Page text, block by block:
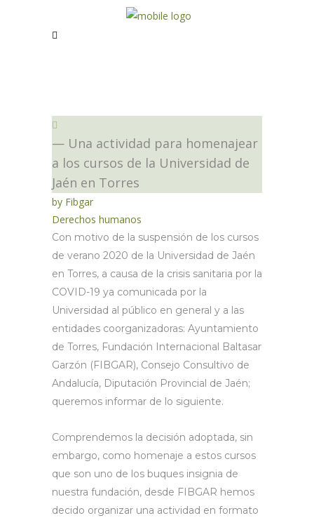
— Una actividad para homenajear
a los cursos de la Universidad de
Jaén en Torres
by Fibgar
Derechos humanos
Con motivo de la suspensión de los cursos
de verano 2020 de la Universidad de Jaén
en Torres, a causa de la crisis sanitaria por la
COVID-19 ya comunicada por la
Universidad al público en general y a las
entidades coorganizadoras: Ayuntamiento
de Torres, Fundación Internacional Baltasar
Garzón (FIBGAR), Consejo Consultivo de
Andalucía, Diputación Provincial de Jaén;
queremos informar de lo siguiente.
Comprendemos la decisión adoptada, sin
embargo, como homenaje a estos cursos
que son uno de los buques insignia de
nuestra fundación, desde FIBGAR hemos
decido organizar una actividad en formato